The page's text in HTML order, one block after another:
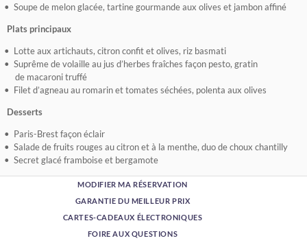
Soupe de melon glacée, tartine gourmande aux olives et jambon affiné
Plats principaux
Lotte aux artichauts, citron confit et olives, riz basmati
Suprême de volaille au jus d’herbes fraîches façon pesto, gratin
de macaroni truffé
Filet d’agneau au romarin et tomates séchées, polenta aux olives
Desserts
Paris-Brest façon éclair
Salade de fruits rouges au citron et à la menthe, duo de choux chantilly
Secret glacé framboise et bergamote
MODIFIER MA RÉSERVATION
GARANTIE DU MEILLEUR PRIX
CARTES-CADEAUX ÉLECTRONIQUES
FOIRE AUX QUESTIONS